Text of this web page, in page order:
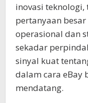
inovasi
pertanyaan
operasional dan
sekadar
sinyal kuat
dalam cara eBay
mendatang.